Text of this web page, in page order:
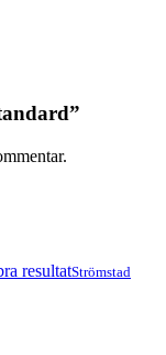
Strömstad